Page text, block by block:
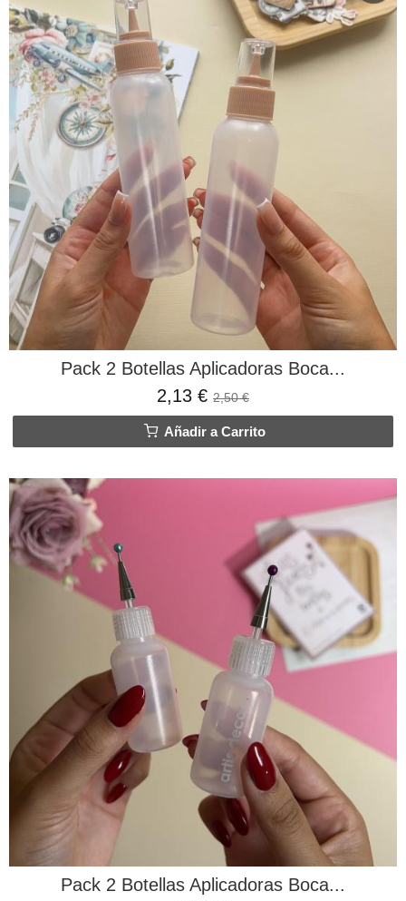
Pack 2 Botellas Aplicadoras Boca...
2,13 € 2,50 €
Añadir a Carrito
Pack 2 Botellas Aplicadoras Boca...